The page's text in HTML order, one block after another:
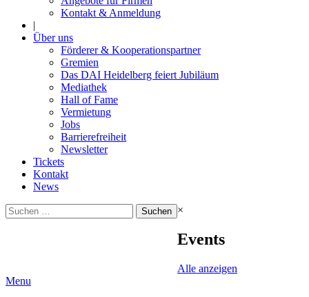
Kontakt & Anmeldung
|
Über uns
Förderer & Kooperationspartner
Gremien
Das DAI Heidelberg feiert Jubiläum
Mediathek
Hall of Fame
Vermietung
Jobs
Barrierefreiheit
Newsletter
Tickets
Kontakt
News
Suchen
nach:
×
Events
Alle anzeigen
Menu